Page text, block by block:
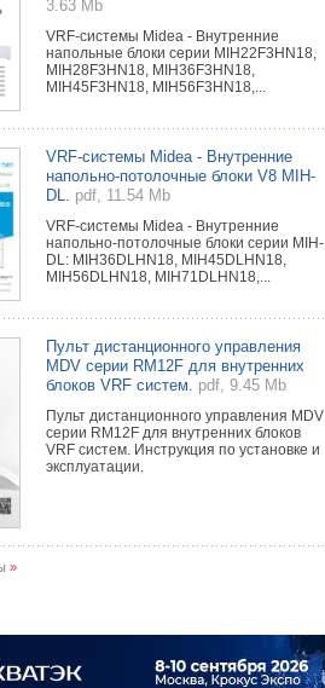
3.63 Mb
VRF-системы Midea - Внутренние
напольные блоки серии MIH22F3HN18,
MIH28F3HN18, MIH36F3HN18,
MIH45F3HN18, MIH56F3HN18,...
VRF-системы Midea - Внутренние
напольно-потолочные блоки V8 MIH-
DL.
pdf, 11.54 Mb
VRF-системы Midea - Внутренние
напольно-потолочные блоки серии MIH-
DL: MIH36DLHN18, MIH45DLHN18,
MIH56DLHN18, MIH71DLHN18,...
Пульт дистанционного управления
MDV серии RM12F для внутренних
блоков VRF систем.
pdf, 9.45 Mb
Пульт дистанционного управления MDV
серии RM12F для внутренних блоков
VRF систем. Инструкция по установке и
эксплуатации.
»